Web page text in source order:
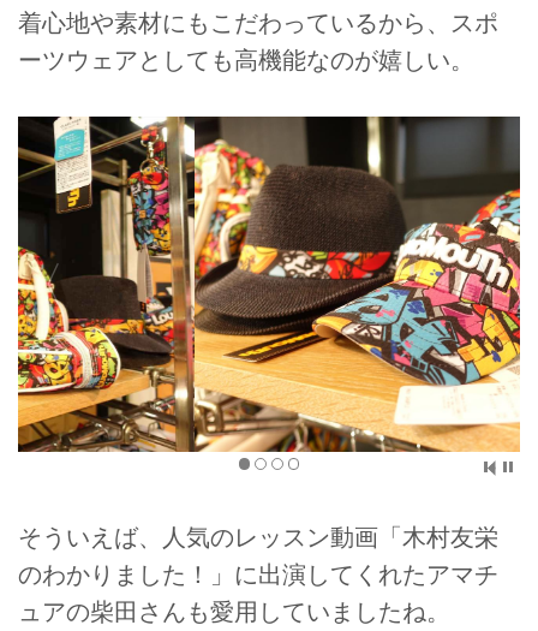
着心地や素材にもこだわっているから、スポ
ーツウェアとしても高機能なのが嬉しい。
そういえば、人気のレッスン動画「木村友栄
のわかりました！」に出演してくれたアマチ
ュアの柴田さんも愛用していましたね。